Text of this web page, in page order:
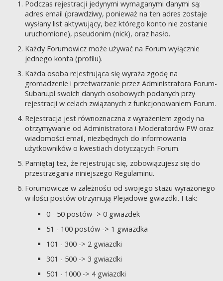
Podczas rejestracji jedynymi wymaganymi danymi są:
adres email (prawdziwy, ponieważ na ten adres zostaje
wysłany list aktywujący, bez którego konto nie zostanie
uruchomione), pseudonim (nick), oraz hasło.
Każdy Forumowicz może używać na Forum wyłącznie
jednego konta (profilu).
Każda osoba rejestrująca się wyraża zgodę na
gromadzenie i przetwarzanie przez Administratora Forum-
Subaru.pl swoich danych osobowych podanych przy
rejestracji w celach związanych z funkcjonowaniem Forum.
Rejestracja jest równoznaczna z wyrażeniem zgody na
otrzymywanie od Administratora i Moderatorów PW oraz
wiadomości email, niezbędnych do informowania
użytkowników o kwestiach dotyczących Forum.
Pamiętaj też, że rejestrując się, zobowiązujesz się do
przestrzegania niniejszego Regulaminu.
Forumowicze w zależności od swojego stażu wyrażonego
w ilości postów otrzymują Plejadowe gwiazdki. I tak:
0 - 50 postów -> 0 gwiazdek
51 - 100 postów -> 1 gwiazdka
101 - 300 -> 2 gwiazdki
301 - 500 -> 3 gwiazdki
501 - 1000 -> 4 gwiazdki